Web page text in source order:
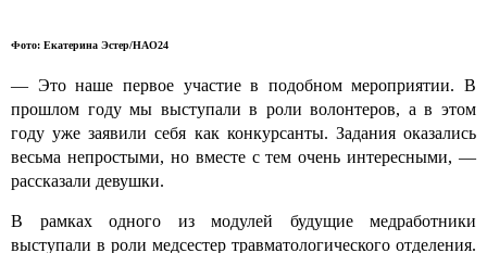
Фото: Екатерина Эстер/НАО24
— Это наше первое участие в подобном мероприятии. В
прошлом году мы выступали в роли волонтеров, а в этом
году уже заявили себя как конкурсанты. Задания оказались
весьма непростыми, но вместе с тем очень интересными, —
рассказали девушки.
В рамках одного из модулей будущие медработники
выступали в роли медсестер травматологического отделения.